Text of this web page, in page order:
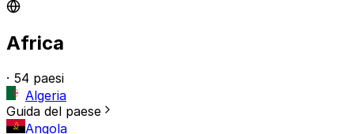
Africa
· 54 paesi
Algeria
Guida del paese
Angola